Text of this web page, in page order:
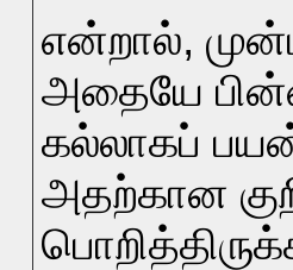
என்றால்,
அதையே
கல்லாகப்
அதற்கான